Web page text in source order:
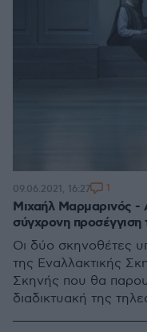
Μιχαήλ Μαρμαρινός -
σύγχρονη προσέγγιση
Οι δύο σκηνοθέτες
της Εναλλακτικής
Σκηνής που θα
διαδικτυακή της
09.06.2021, 16:27 1